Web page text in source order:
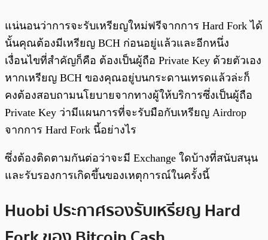
แน่นอนว่าการจะรับเหรียญใหม่ฟรีจากการ Hard Fork ได้
นั้นคุณต้องมีเหรียญ BCH ก่อนอยู่แล้วและอีกหนึ่ง
เงื่อนไขที่สำคัญก็คือ ต้องเป็นผู้ถือ Private Key ด้วยตัวเอง
หากเหรียญ BCH ของคุณอยู่บนกระดานเทรดแล้วล่ะก็
คงต้องสอบถามนโยบายจากทางผู้ให้บริการซึ่งเป็นผู้ถือ
Private Key ว่ามีแผนการที่จะรับมือกับเหรียญ Airdrop
จากการ Hard Fork นี้อย่างไร
ซึ่งต้องติดตามกันต่อว่าจะมี Exchange ใดบ้างที่สนับสนุน
และรับรองการเกิดขึ้นของเหตุการณ์ในครั้งนี้
Huobi ประกาศรองรับเหรียญ Hard